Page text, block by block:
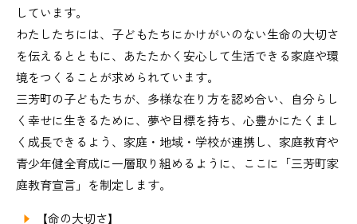
しています。
わたしたちには、子どもたちにかけがいのない生命の大切さ
を伝えるとともに、あたたかく安心して生活できる家庭や環
境をつくることが求められています。
三芳町の子どもたちが、多様な在り方を認め合い、自分らし
く幸せに生きるために、夢や目標を持ち、心豊かにたくまし
く成長できるよう、家庭・地域・学校が連携し、家庭教育や
青少年健全育成に一層取り組めるように、ここに「三芳町家
庭教育宣言」を制定します。
【命の大切さ】